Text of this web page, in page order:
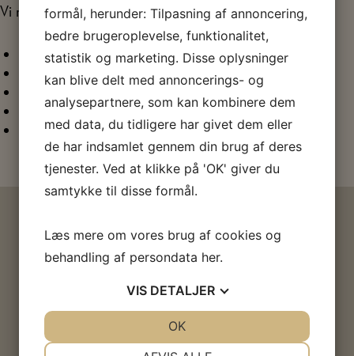
Vi nørkler på Arbejdermuseettorsdag i lige uger:
20. august
3. og 17. september
1., 15. og 29. oktober
12. og 26. november
10. december
HVIS DU SYNES, EMNET ER
SPÆNDENDE
UDSTILLINGER
formål, herunder: Tilpasning af annoncering,
bedre brugeroplevelse, funktionalitet,
statistik og marketing. Disse oplysninger
kan blive delt med annoncerings- og
analysepartnere, som kan kombinere dem
med data, du tidligere har givet dem eller
de har indsamlet gennem din brug af deres
tjenester. Ved at klikke på 'OK' giver du
samtykke til disse formål.
Læs mere om vores brug af cookies og
behandling af persondata her.
VIS DETALJER
OK